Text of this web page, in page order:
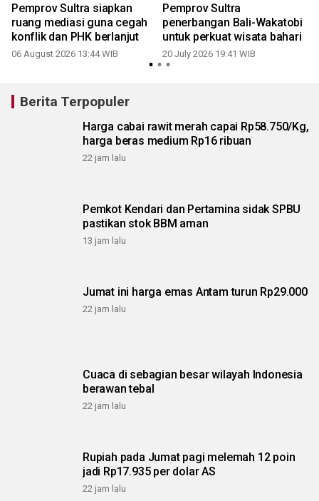
Pemprov Sultra siapkan
ruang mediasi guna cegah
konflik dan PHK berlanjut
06 August 2026 13:44 WIB
Pemprov Sultra
penerbangan Bali-Wakatobi
untuk perkuat wisata bahari
20 July 2026 19:41 WIB
Berita Terpopuler
Harga cabai rawit merah capai Rp58.750/Kg,
harga beras medium Rp16 ribuan
22 jam lalu
Pemkot Kendari dan Pertamina sidak SPBU
pastikan stok BBM aman
13 jam lalu
Jumat ini harga emas Antam turun Rp29.000
22 jam lalu
Cuaca di sebagian besar wilayah Indonesia
berawan tebal
22 jam lalu
Rupiah pada Jumat pagi melemah 12 poin
jadi Rp17.935 per dolar AS
22 jam lalu